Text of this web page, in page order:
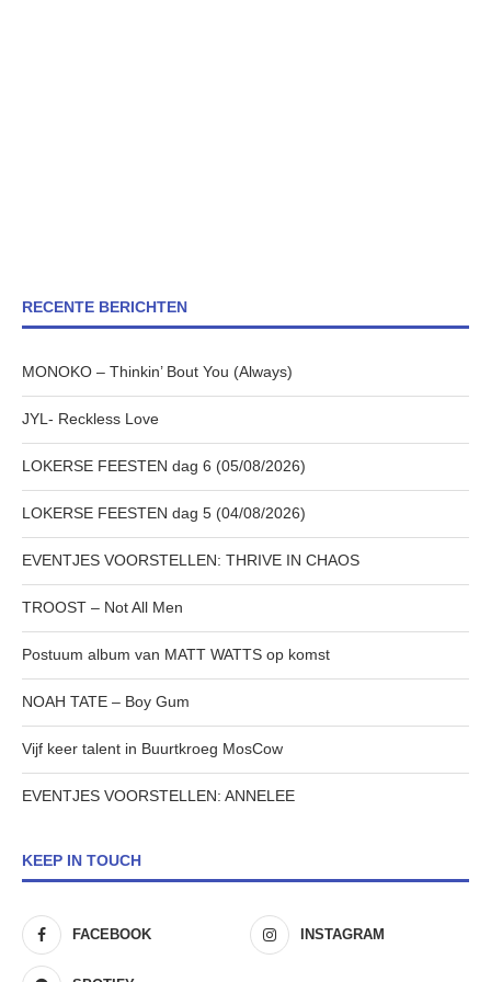
RECENTE BERICHTEN
MONOKO – Thinkin’ Bout You (Always)
JYL- Reckless Love
LOKERSE FEESTEN dag 6 (05/08/2026)
LOKERSE FEESTEN dag 5 (04/08/2026)
EVENTJES VOORSTELLEN: THRIVE IN CHAOS
TROOST – Not All Men
Postuum album van MATT WATTS op komst
NOAH TATE – Boy Gum
Vijf keer talent in Buurtkroeg MosCow
EVENTJES VOORSTELLEN: ANNELEE
KEEP IN TOUCH
FACEBOOK INSTAGRAM